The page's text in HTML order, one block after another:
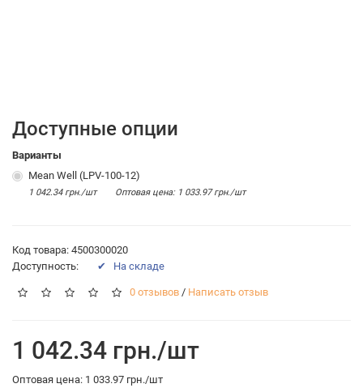
Доступные опции
Варианты
Mean Well (LPV-100-12)
1 042.34 грн./шт Оптовая цена: 1 033.97 грн./шт
Код товара: 4500300020
Доступность:
✔ На складе
0 отзывов / Написать отзыв
1 042.34 грн./шт
Оптовая цена: 1 033.97 грн./шт